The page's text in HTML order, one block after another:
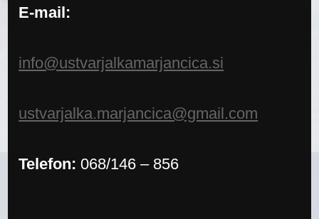
E-mail:
info@ustvarjalkamarjancica.si
ustvarjalka.marjancica@gmail.com
Telefon:068/146 – 856